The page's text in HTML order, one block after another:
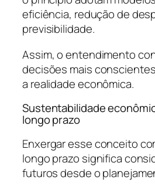
eficiência, redução de
previsibilidade.
Assim, o entendimento
decisões mais
a realidade econômica.
Sustentabilidade
longo prazo
Enxergar esse conceito
longo prazo significa
futuros desde o